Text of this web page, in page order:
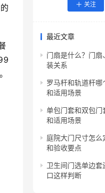
关注
最近文章
门扇是什么？门
装关系
罗马杆和轨道杆
和适用场景
单包门套和双包
和适用场景
庭院大门尺寸怎
和验收要点
卫生间门选单边
口这样判断